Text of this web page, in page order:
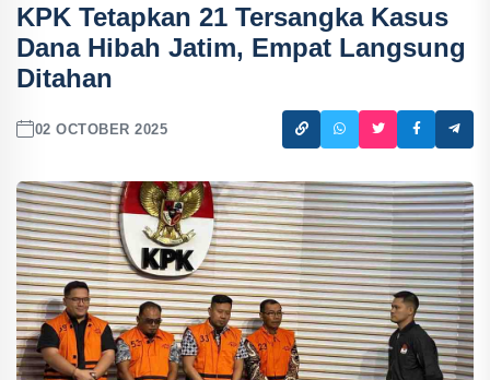
KPK Tetapkan 21 Tersangka Kasus
Dana Hibah Jatim, Empat Langsung
Ditahan
02 OCTOBER 2025